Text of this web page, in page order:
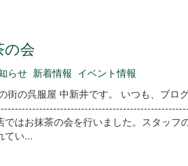
会
らせ 新着情報 イベント情報
の呉服屋 中新井です。 いつも、ブロ
はお抹茶の会を行いました。スタッフ
てい...